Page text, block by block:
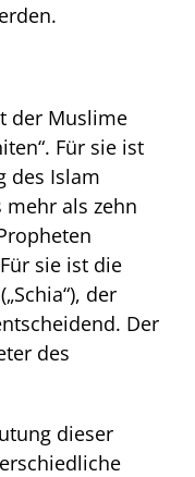
der Muslime
Für sie ist
des Islam
mehr als zehn
sie ist die
der
Der
des
dieser